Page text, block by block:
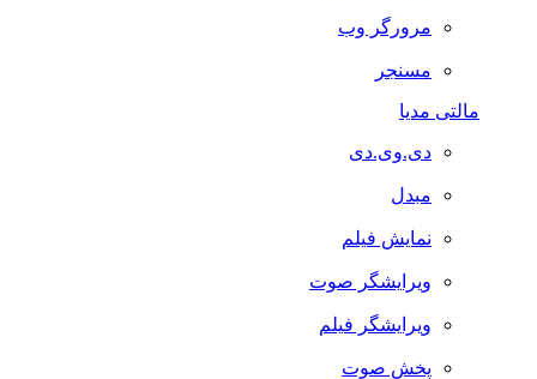
مرورگر وب
مسنجر
مالتی مدیا
دی.وی.دی
مبدل
نمایش فیلم
ویرایشگر صوت
ویرایشگر فیلم
پخش صوت